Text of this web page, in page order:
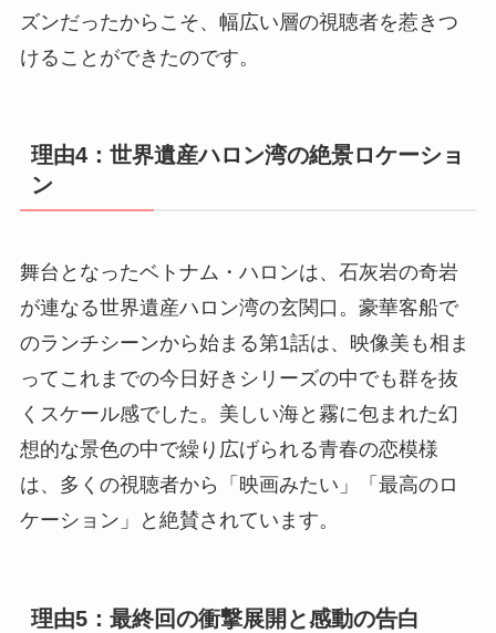
ズンだったからこそ、幅広い層の視聴者を惹きつ
けることができたのです。
理由4：世界遺産ハロン湾の絶景ロケーショ
ン
舞台となったベトナム・ハロンは、石灰岩の奇岩
が連なる世界遺産ハロン湾の玄関口。豪華客船で
のランチシーンから始まる第1話は、映像美も相ま
ってこれまでの今日好きシリーズの中でも群を抜
くスケール感でした。美しい海と霧に包まれた幻
想的な景色の中で繰り広げられる青春の恋模様
は、多くの視聴者から「映画みたい」「最高のロ
ケーション」と絶賛されています。
理由5：最終回の衝撃展開と感動の告白